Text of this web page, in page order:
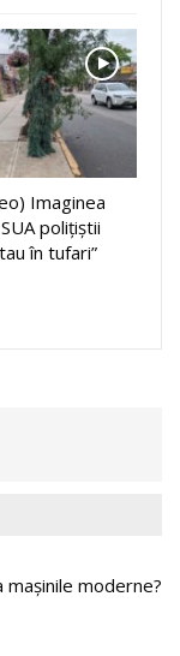
Imaginea
polițiștii
în tufari”
moderne?